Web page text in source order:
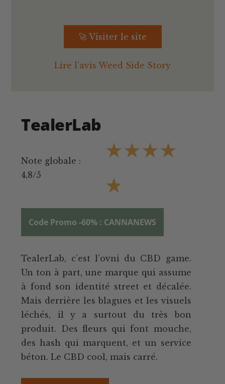
🚀 Visiter le site
Lire l’avis Weed Side Story
TealerLab
Note globale :
4,8/5
★★★★
★
Code Promo -60% : CANNANEWS
TealerLab, c’est l’ovni du CBD game.
Un ton à part, une marque qui assume
à fond son identité street et décalée.
Mais derrière les blagues et les visuels
léchés, il y a surtout du très bon
produit. Des fleurs qui font mouche,
des hash qui marquent, et un service
béton. Le CBD cool, mais carré.